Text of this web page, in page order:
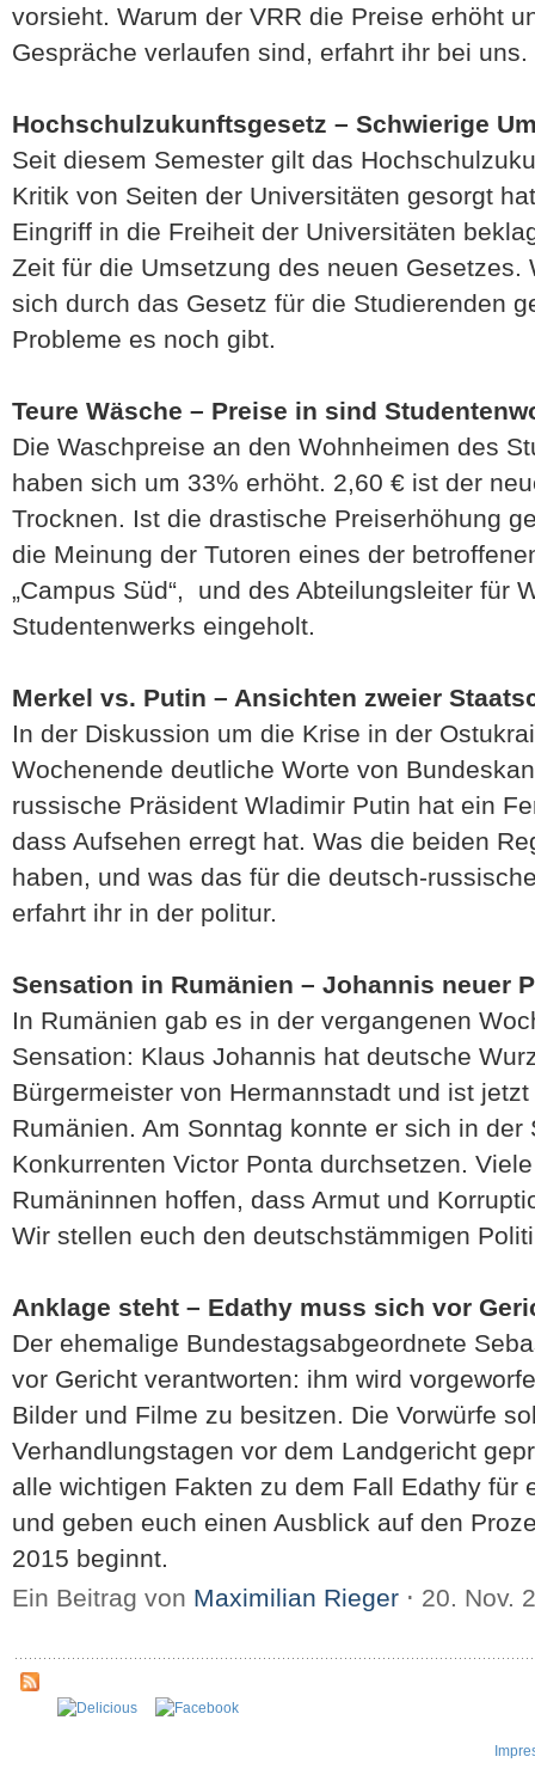
vorsieht. Warum der VRR die Preise erhöht
Gespräche verlaufen sind, erfahrt ihr bei uns.
Hochschulzukunftsgesetz – Schwierige
Seit diesem Semester gilt das
Kritik von Seiten der Universitäten gesorgt
Eingriff in die Freiheit der Universitäten
Zeit für die Umsetzung des neuen Gesetzes.
sich durch das Gesetz für die Studierenden
Probleme es noch gibt.
Teure Wäsche – Preise in sind
Die Waschpreise an den Wohnheimen des
haben sich um 33% erhöht. 2,60 € ist der
Trocknen. Ist die drastische Preiserhöhung
die Meinung der Tutoren eines der
„Campus Süd“, und des Abteilungsleiter für
Studentenwerks eingeholt.
Merkel vs. Putin – Ansichten zweier
In der Diskussion um die Krise in der
Wochenende deutliche Worte von
russische Präsident Wladimir Putin hat ein
dass Aufsehen erregt hat. Was die beiden
haben, und was das für die deutsch-
erfahrt ihr in der politur.
Sensation in Rumänien – Johannis neuer
In Rumänien gab es in der vergangenen
Sensation: Klaus Johannis hat deutsche
Bürgermeister von Hermannstadt und ist
Rumänien. Am Sonntag konnte er sich in
Konkurrenten Victor Ponta durchsetzen.
Rumäninnen hoffen, dass Armut und
Wir stellen euch den deutschstämmigen
Anklage steht – Edathy muss sich vor
Der ehemalige Bundestagsabgeordnete
vor Gericht verantworten: ihm wird
Bilder und Filme zu besitzen. Die Vorwürfe
Verhandlungstagen vor dem Landgericht
alle wichtigen Fakten zu dem Fall Edathy für
und geben euch einen Ausblick auf den
2015 beginnt.
Ein Beitrag von Maximilian Rieger ⋅ 20. Nov.